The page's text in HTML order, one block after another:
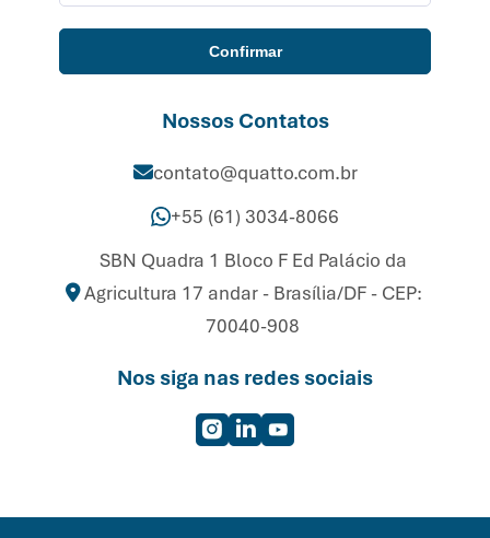
Confirmar
Nossos Contatos
contato@quatto.com.br
+55 (61) 3034-8066
SBN Quadra 1 Bloco F Ed Palácio da
Agricultura 17 andar - Brasília/DF - CEP:
70040-908
Nos siga nas redes sociais